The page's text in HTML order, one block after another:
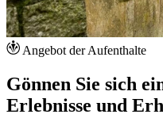
Angebot der Aufenthalte
Gönnen Sie sich
Erlebnisse und